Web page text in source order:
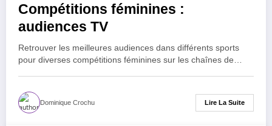
Compétitions féminines :
audiences TV
Retrouver les meilleures audiences dans différents sports
pour diverses compétitions féminines sur les chaînes de…
Dominique Crochu Lire La Suite